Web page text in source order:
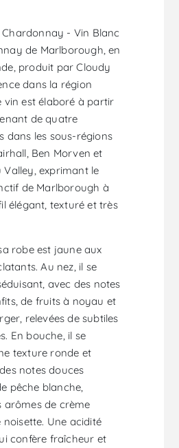
- Vin Blanc
de Marlborough, en
produit par Cloudy
dans la région
vin est élaboré à partir
de quatre
dans les sous-régions
Ben Morven et
Valley, exprimant le
de Marlborough à
élégant, texturé et très
robe est jaune aux
Au nez, il se
avec des notes
de fruits à noyau et
relevées de subtiles
En bouche, il se
texture ronde et
notes douces
pêche blanche,
arômes de crème
noisette. Une acidité
confère fraîcheur et